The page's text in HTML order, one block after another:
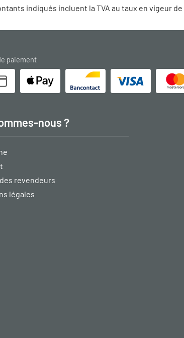
indiqués incluent la TVA au taux en vigeur de
paiement
nous ?
revendeurs
légales